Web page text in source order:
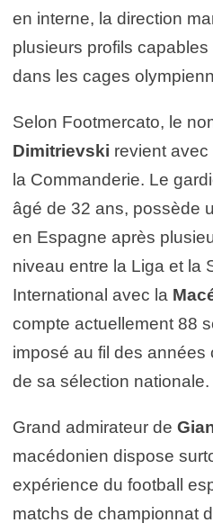
en interne, la direction
plusieurs profils capables
dans les cages
Selon Footmercato, le
Dimitrievski revient
la Commanderie. Le
âgé de 32 ans, possède
en Espagne après
niveau entre la Liga et la
International avec la
compte actuellement 88
imposé au fil des années
de sa sélection nationale.
Grand admirateur de
macédonien dispose
expérience du football
matchs de championnat